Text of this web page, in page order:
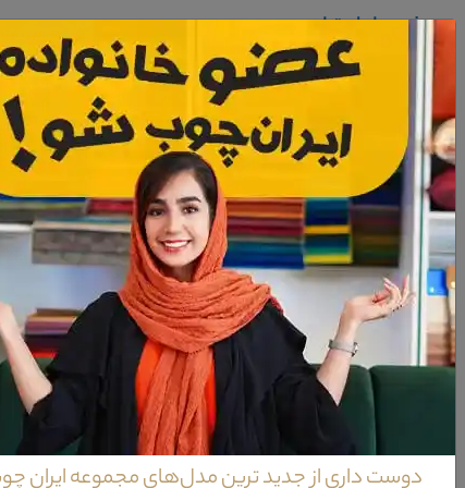
معرفی مبل استیل سمن
تلفیق رنگی کاملا زنده و پویا.هنر استفاده از طراحی های خاص بر روی
قسمت بالای این کاناپه سه نفره که توام شده است با پوشش ورق طلا می
ساخته.کاناپه تک نفره مبل استیل سمن از نظر طراحی های به کار رفته بر
امکان نظافت هر چه راحت تر این محیط را برای شما فراهم می
مبل استیل سمن دارای بدنه ای از جنس چوب راش است که می تواند
دوچندان ساخته.این صندلی مبل استیل با توجه به استفاده از بهترین
راش است که با توجه به طراحی های به کار رفته بر روی بدنه ی خود و
که طراحی یک گل بر روی این قسمت از جمله نکات قابل تامل این محصول
چوب است.همچنین این میز کنار مبل استیل دارای یک طبقه در قسمت
ویژگی‌های مبل استیل سمن
چوب راش + اسفنج + ويسکوز +
دوست داری از جدید ترین مدل‌های مجموعه ایران